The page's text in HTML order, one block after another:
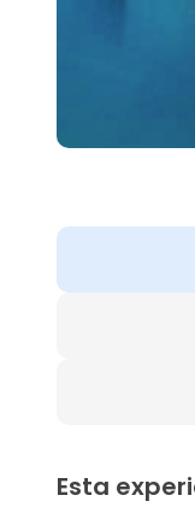
Esta